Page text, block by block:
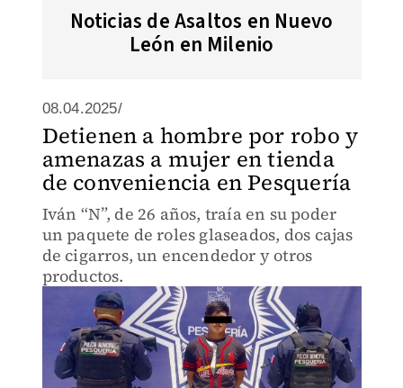
Noticias de Asaltos en Nuevo
León en Milenio
08.04.2025/
Detienen a hombre por robo y
amenazas a mujer en tienda
de conveniencia en Pesquería
Iván “N”, de 26 años, traía en su poder
un paquete de roles glaseados, dos cajas
de cigarros, un encendedor y otros
productos.